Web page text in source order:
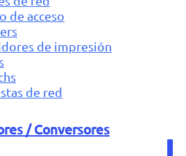
de acceso
de impresión
de red
/ Conversores